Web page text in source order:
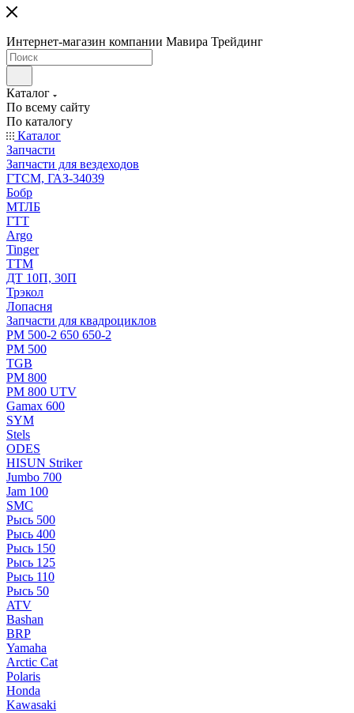
Интернет-магазин компании Мавира Трейдинг
Каталог
По всему сайту
По каталогу
Каталог
Запчасти
Запчасти для вездеходов
ГТСМ, ГАЗ-34039
Бобр
МТЛБ
ГТТ
Argo
Tinger
ТТМ
ДТ 10П, 30П
Трэкол
Лопасня
Запчасти для квадроциклов
РМ 500-2 650 650-2
РМ 500
TGB
РМ 800
РМ 800 UTV
Gamax 600
SYM
Stels
ОDЕS
HISUN Striker
Jumbo 700
Jam 100
SMC
Рысь 500
Рысь 400
Рысь 150
Рысь 125
Рысь 110
Рысь 50
ATV
Bashan
BRP
Yamaha
Arctic Cat
Polaris
Honda
Kawasaki